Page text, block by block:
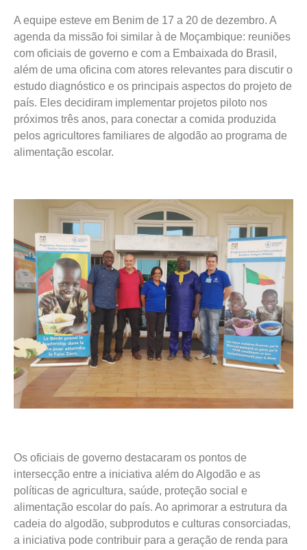
A equipe esteve em Benim de 17 a 20 de dezembro. A
agenda da missão foi similar à de Moçambique: reuniões
com oficiais de governo e com a Embaixada do Brasil,
além de uma oficina com atores relevantes para discutir o
estudo diagnóstico e os principais aspectos do projeto de
país. Eles decidiram implementar projetos piloto nos
próximos três anos, para conectar a comida produzida
pelos agricultores familiares de algodão ao programa de
alimentação escolar.
Os oficiais de governo destacaram os pontos de
intersecção entre a iniciativa além do Algodão e as
políticas de agricultura, saúde, proteção social e
alimentação escolar do país. Ao aprimorar a estrutura da
cadeia do algodão, subprodutos e culturas consorciadas,
a iniciativa pode contribuir para a geração de renda para